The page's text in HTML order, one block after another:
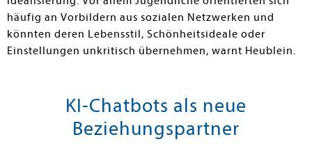
häufig an Vorbildern aus sozialen Netzwerken und
könnten deren Lebensstil, Schönheitsideale oder
Einstellungen unkritisch übernehmen, warnt Heublein.
KI-Chatbots als neue
Beziehungspartner